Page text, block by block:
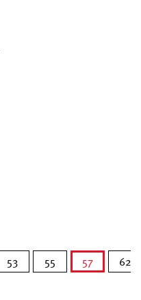
53 55
57
62